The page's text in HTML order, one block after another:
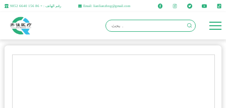
رقم الهاتف : + 86 156 6640 9852 Email: lianlianzhng@gmail.com